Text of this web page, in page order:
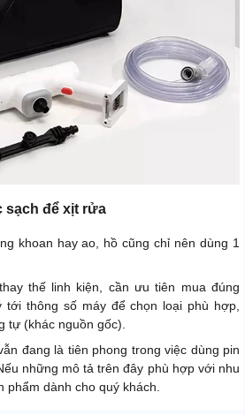
sạch để xịt rửa
khoan hay ao, hồ cũng chỉ nên dùng 1
thế linh kiện, cần ưu tiên mua đúng
tới thông số máy để chọn loại phù hợp,
tự (khác nguồn gốc).
đang là tiên phong trong việc dùng pin
những mô tả trên đây phù hợp với nhu
dành cho quý khách.